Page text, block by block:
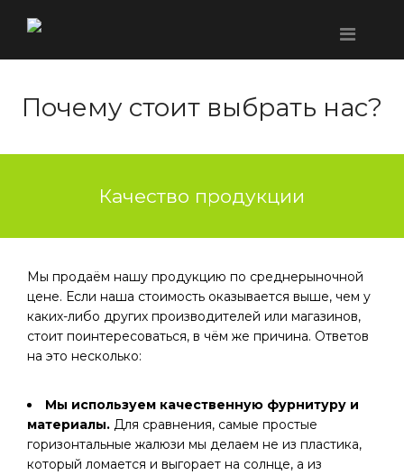
Почему стоит выбрать нас?
Качество продукции
Мы продаём нашу продукцию по среднерыночной
цене. Если наша стоимость оказывается выше, чем у
каких-либо других производителей или магазинов,
стоит поинтересоваться, в чём же причина. Ответов
на это несколько:
Мы используем качественную фурнитуру и
материалы. Для сравнения, самые простые
горизонтальные жалюзи мы делаем не из пластика,
который ломается и выгорает на солнце, а из